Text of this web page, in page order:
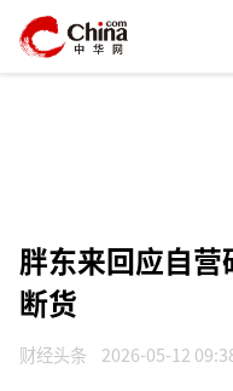
胖东来回应自
断货
财经头条 2026-05-12